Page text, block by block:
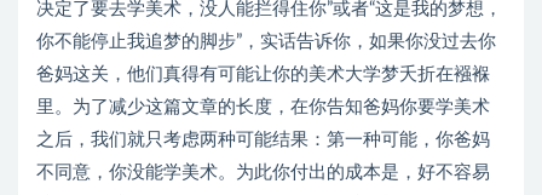
决定了要去学美术，没人能拦得住你”或者“这是我的梦想，
你不能停止我追梦的脚步”，实话告诉你，如果你没过去你
爸妈这关，他们真得有可能让你的美术大学梦夭折在襁褓
里。为了减少这篇文章的长度，在你告知爸妈你要学美术
之后，我们就只考虑两种可能结果：第一种可能，你爸妈
不同意，你没能学美术。为此你付出的成本是，好不容易